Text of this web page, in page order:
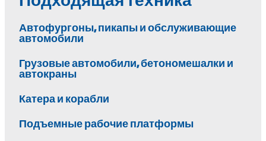
Автофургоны, пикапы и обслуживающие
автомобили
Грузовые автомобили, бетономешалки и
автокраны
Катера и корабли
Подъемные рабочие платформы